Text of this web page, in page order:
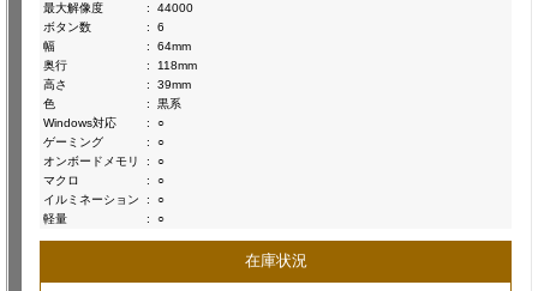
最大解像度
:
44000
ボタン数
:
6
幅
:
64mm
奥行
:
118mm
高さ
:
39mm
色
:
黒系
Windows対応
:
○
ゲーミング
:
○
オンボードメモリ
:
○
マクロ
:
○
イルミネーション
:
○
軽量
: ○
在庫状況